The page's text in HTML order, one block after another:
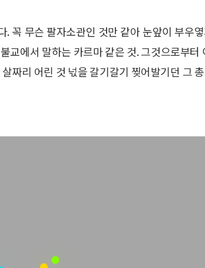
꼭 무슨 팔자소관인 것만 같아 눈앞이 부우
에서 말하는 카르마 같은 것. 그것으로부터
짜리 어린 것 넋을 갈기갈기 찢어발기던 그